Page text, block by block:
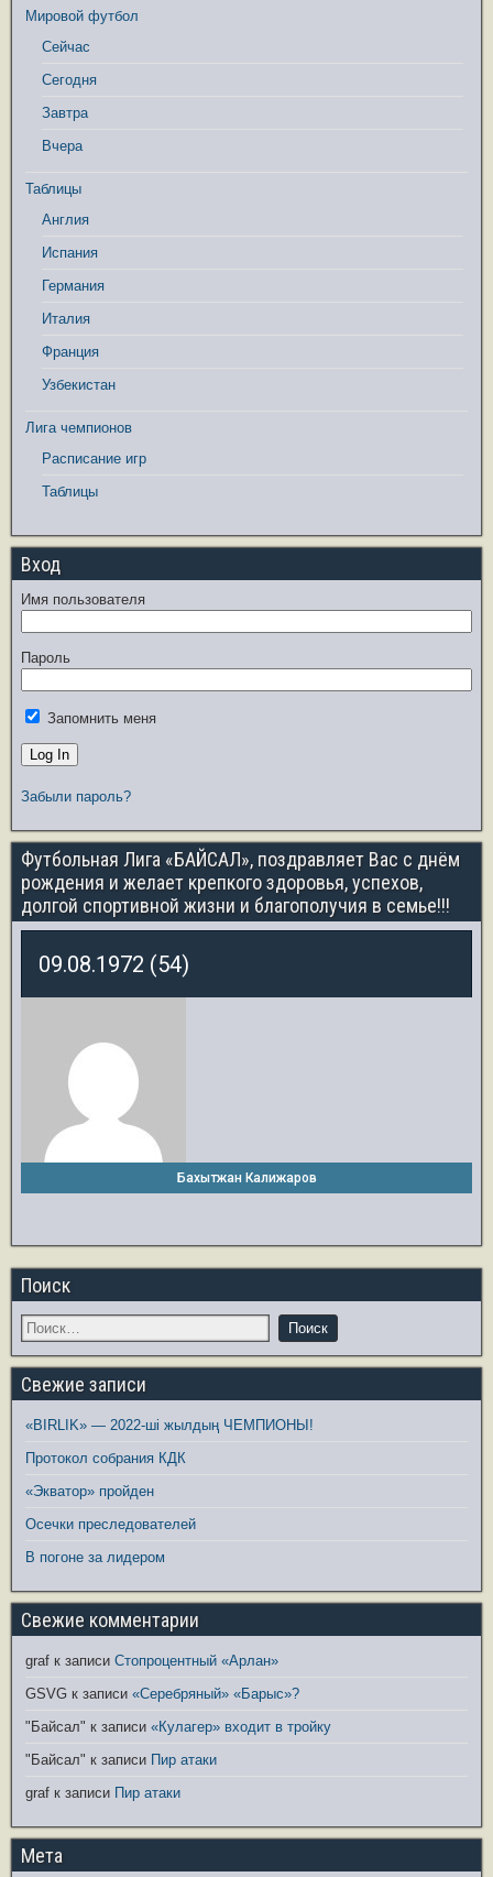
Мировой футбол
Сейчас
Сегодня
Завтра
Вчера
Таблицы
Англия
Испания
Германия
Италия
Франция
Узбекистан
Лига чемпионов
Расписание игр
Таблицы
Вход
Имя пользователя
Пароль
Запомнить меня
Забыли пароль?
Футбольная Лига «БАЙСАЛ», поздравляет Вас с днём
рождения и желает крепкого здоровья, успехов,
долгой спортивной жизни и благополучия в семье!!!
09.08.1972 (54)
Бахытжан Калижаров
Поиск
Свежие записи
«BIRLIK» — 2022-ші жылдың ЧЕМПИОНЫ!
Протокол собрания КДК
«Экватор» пройден
Осечки преследователей
В погоне за лидером
Свежие комментарии
graf к записи Стопроцентный «Арлан»
GSVG к записи «Серебряный» «Барыс»?
"Байсал" к записи «Кулагер» входит в тройку
"Байсал" к записи Пир атаки
graf к записи Пир атаки
Мета